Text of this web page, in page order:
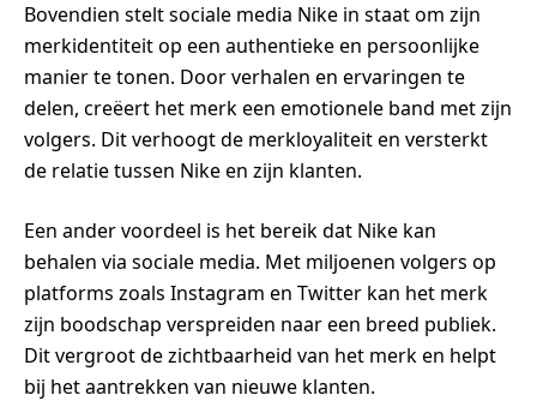
Bovendien stelt sociale media Nike in staat om zijn
merkidentiteit op een authentieke en persoonlijke
manier te tonen. Door verhalen en ervaringen te
delen, creëert het merk een emotionele band met zijn
volgers. Dit verhoogt de merkloyaliteit en versterkt
de relatie tussen Nike en zijn klanten.
Een ander voordeel is het bereik dat Nike kan
behalen via sociale media. Met miljoenen volgers op
platforms zoals Instagram en Twitter kan het merk
zijn boodschap verspreiden naar een breed publiek.
Dit vergroot de zichtbaarheid van het merk en helpt
bij het aantrekken van nieuwe klanten.